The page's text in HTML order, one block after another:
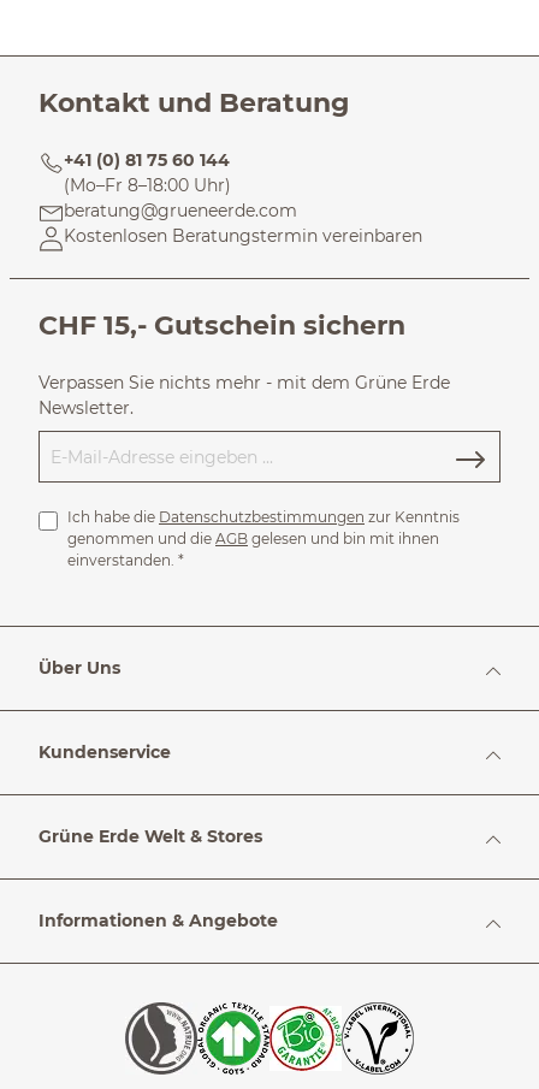
Kontakt und Beratung
+41 (0) 81 75 60 144
(Mo–Fr 8–18:00 Uhr)
beratung@grueneerde.com
Kostenlosen Beratungstermin vereinbaren
CHF 15,- Gutschein sichern
Verpassen Sie nichts mehr - mit dem Grüne Erde
Newsletter.
Ich habe die Datenschutzbestimmungen zur Kenntnis
genommen und die AGB gelesen und bin mit ihnen
einverstanden. *
Über Uns
Kundenservice
Grüne Erde Welt & Stores
Informationen & Angebote